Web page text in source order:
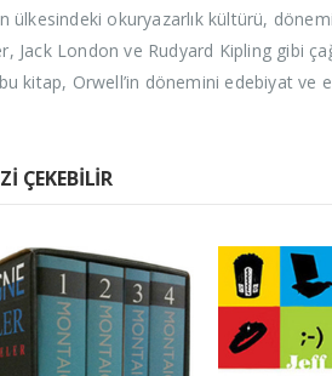
ülkesindeki okuryazarlık kültürü,
Jack London ve Rudyard Kipling gibi
kitap, Orwell’in dönemini edebiyat ve
ÇEKEBILIR